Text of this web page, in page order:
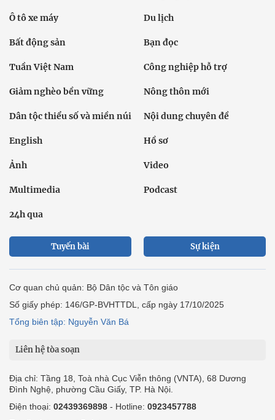
Ô tô xe máy Du lịch
Bất động sản Bạn đọc
Tuần Việt Nam Công nghiệp hỗ trợ
Giảm nghèo bền vững Nông thôn mới
Dân tộc thiểu số và miền núi Nội dung chuyên đề
English Hồ sơ
Ảnh Video
Multimedia Podcast
24h qua
Tuyến bài Sự kiện
Cơ quan chủ quản: Bộ Dân tộc và Tôn giáo
Số giấy phép: 146/GP-BVHTTDL, cấp ngày 17/10/2025
Tổng biên tập: Nguyễn Văn Bá
Liên hệ tòa soạn
Địa chỉ: Tầng 18, Toà nhà Cục Viễn thông (VNTA), 68 Dương
Đình Nghệ, phường Cầu Giấy, TP. Hà Nội.
Điện thoại: 02439369898 - Hotline: 0923457788